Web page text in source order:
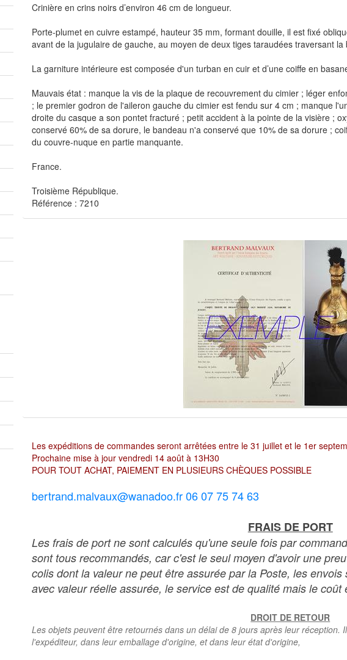
Crinière en crins noirs d’environ 46 cm de longueur.
Porte-plumet en cuivre estampé, hauteur 35 mm, formant douille, il est fixé
avant de la jugulaire de gauche, au moyen de deux tiges taraudées traversant la
La garniture intérieure est composée d'un turban en cuir et d’une coiffe en
Mauvais état : manque la vis de la plaque de recouvrement du cimier ; léger
; le premier godron de l'aileron gauche du cimier est fendu sur 4 cm ; manque
droite du casque a son pontet fracturé ; petit accident à la pointe de la visière ;
conservé 60% de sa dorure, le bandeau n'a conservé que 10% de sa dorure ;
du couvre-nuque en partie manquante.
France.
Troisième République.
Référence : 7210
Les expéditions de commandes seront arrêtées entre le 31 juillet et le 1er
Prochaine mise à jour vendredi 14 août à 13H30
POUR TOUT ACHAT, PAIEMENT EN PLUSIEURS CHÈQUES POSSIBLE
bertrand.malvaux@wanadoo.fr 06 07 75 74 63
FRAIS DE PORT
Les frais de port ne sont calculés qu'une seule fois par
sont tous recommandés, car c'est le seul moyen d'avoir une
colis dont la valeur ne peut être assurée par la Poste, les
avec valeur réelle assurée, le service est de qualité mais le coût
DROIT DE RETOUR
Les objets peuvent être retournés dans un délai de 8 jours après leur réception.
l'expéditeur, dans leur emballage d'origine, et dans leur état d'origine,